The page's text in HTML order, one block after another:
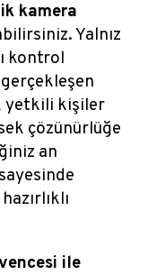
kamera
Yalnız
kontrol
yetkili kişiler
çözünürlüğe
an
ile